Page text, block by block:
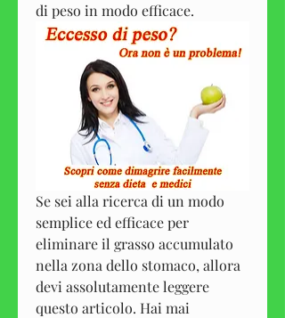
di peso in modo efficace.
Se sei alla ricerca di un modo
semplice ed efficace per
eliminare il grasso accumulato
nella zona dello stomaco, allora
devi assolutamente leggere
questo articolo. Hai mai